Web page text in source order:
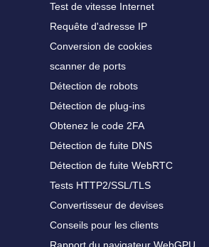
Test de vitesse Internet
Requête d'adresse IP
Conversion de cookies
scanner de ports
Détection de robots
Détection de plug-ins
Obtenez le code 2FA
Détection de fuite DNS
Détection de fuite WebRTC
Tests HTTP2/SSL/TLS
Convertisseur de devises
Conseils pour les clients